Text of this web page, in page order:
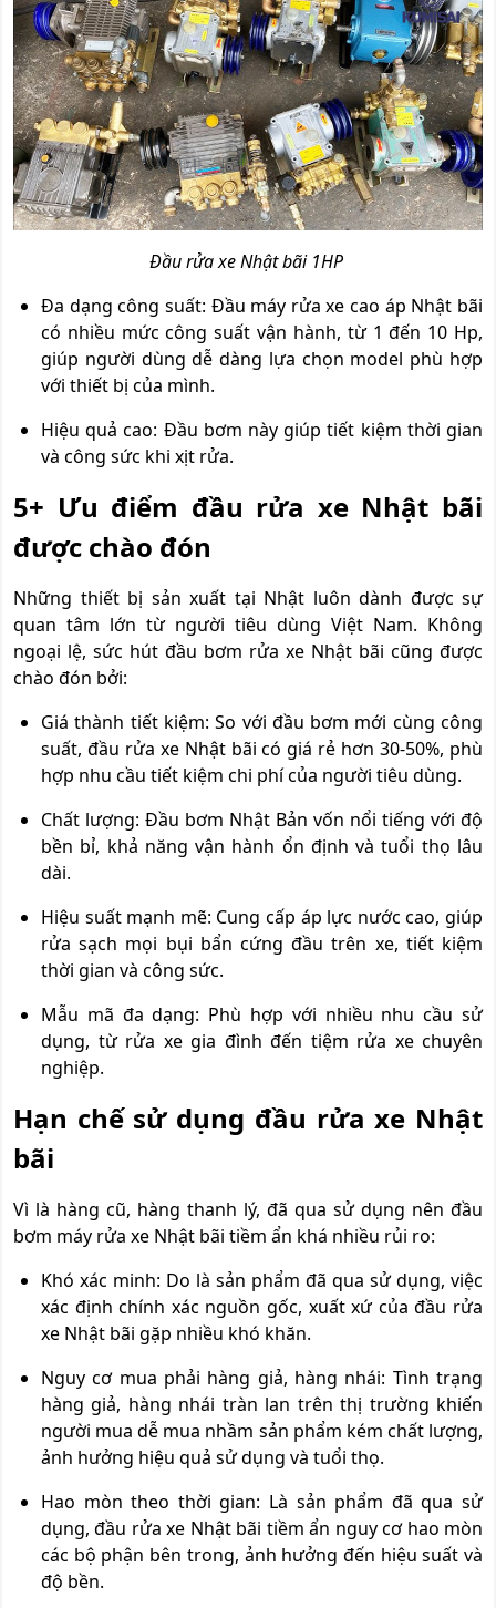
Đầu rửa xe Nhật bãi 1HP
Đa dạng công suất: Đầu máy rửa xe cao áp Nhật bãi
có nhiều mức công suất vận hành, từ 1 đến 10 Hp,
giúp người dùng dễ dàng lựa chọn model phù hợp
với thiết bị của mình.
Hiệu quả cao: Đầu bơm này giúp tiết kiệm thời gian
và công sức khi xịt rửa.
5+ Ưu điểm đầu rửa xe Nhật bãi
được chào đón
Những thiết bị sản xuất tại Nhật luôn dành được sự
quan tâm lớn từ người tiêu dùng Việt Nam. Không
ngoại lệ, sức hút đầu bơm rửa xe Nhật bãi cũng được
chào đón bởi:
Giá thành tiết kiệm: So với đầu bơm mới cùng công
suất, đầu rửa xe Nhật bãi có giá rẻ hơn 30-50%, phù
hợp nhu cầu tiết kiệm chi phí của người tiêu dùng.
Chất lượng: Đầu bơm Nhật Bản vốn nổi tiếng với độ
bền bỉ, khả năng vận hành ổn định và tuổi thọ lâu
dài.
Hiệu suất mạnh mẽ: Cung cấp áp lực nước cao, giúp
rửa sạch mọi bụi bẩn cứng đầu trên xe, tiết kiệm
thời gian và công sức.
Mẫu mã đa dạng: Phù hợp với nhiều nhu cầu sử
dụng, từ rửa xe gia đình đến tiệm rửa xe chuyên
nghiệp.
Hạn chế sử dụng đầu rửa xe Nhật
bãi
Vì là hàng cũ, hàng thanh lý, đã qua sử dụng nên đầu
bơm máy rửa xe Nhật bãi tiềm ẩn khá nhiều rủi ro:
Khó xác minh: Do là sản phẩm đã qua sử dụng, việc
xác định chính xác nguồn gốc, xuất xứ của đầu rửa
xe Nhật bãi gặp nhiều khó khăn.
Nguy cơ mua phải hàng giả, hàng nhái: Tình trạng
hàng giả, hàng nhái tràn lan trên thị trường khiến
người mua dễ mua nhầm sản phẩm kém chất lượng,
ảnh hưởng hiệu quả sử dụng và tuổi thọ.
Hao mòn theo thời gian: Là sản phẩm đã qua sử
dụng, đầu rửa xe Nhật bãi tiềm ẩn nguy cơ hao mòn
các bộ phận bên trong, ảnh hưởng đến hiệu suất và
độ bền.